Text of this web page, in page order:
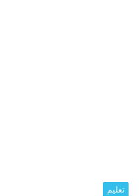
تعليم